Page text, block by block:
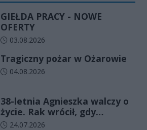
GIEŁDA PRACY - NOWE
OFERTY
Data dodania artykułu:
03.08.2026
Tragiczny pożar w Ożarowie
Data dodania artykułu:
04.08.2026
38-letnia Agnieszka walczy o
życie. Rak wrócił, gdy
wydawało się, że najgorsze
Data dodania artykułu:
24.07.2026